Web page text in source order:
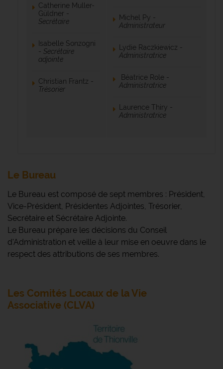
Catherine Muller-
Güldner -
Secrétaire
Isabelle Sonzogni
- Secrétaire
adjointe
Christian Frantz -
Trésorier
Michel Py -
Administrateur
Lydie Raczkiewicz -
Administratrice
Béatrice Role -
Administratrice
Laurence Thiry -
Administratrice
Le Bureau
Le Bureau est composé de sept membres : Président,
Vice-Président, Présidentes Adjointes, Trésorier,
Secrétaire et Sécrétaire Adjointe.
Le Bureau prépare les décisions du Conseil
d'Administration et veille à leur mise en oeuvre dans le
respect des attributions de ses membres.
Les Comités Locaux de la Vie
Associative (CLVA)